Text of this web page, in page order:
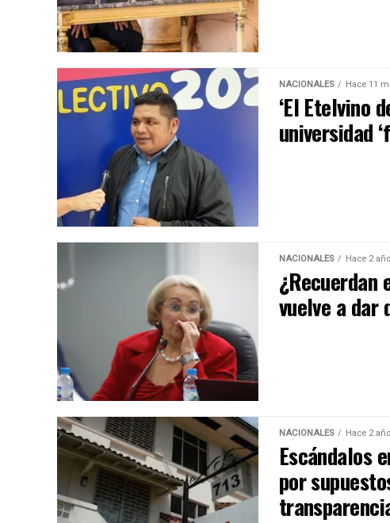
NACIONALES Hace 11
‘El Etelvino
universidad
NACIONALES Hace 2
¿Recuerdan
vuelve a dar
NACIONALES Hace 2
Escándalos
por